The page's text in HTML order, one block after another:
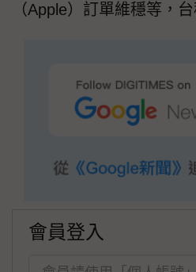
（Apple）訂單維穩等，
會員登入